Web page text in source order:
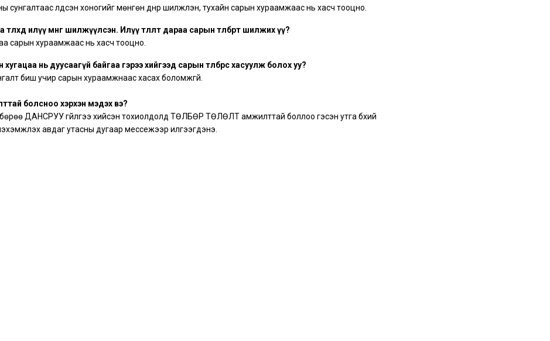
сунгалтаас үлдсэн хоногийг мөнгөн дүнрүү шилжүүлэн, тухайн сарын хураамжаас нь хасч тооцно.
илүү мөнгө шилжүүлсэн. Илүү төлөлт дараа сарын төлбөрт шилжих үү?
сарын хураамжаас нь хасч тооцно.
нь дуусаагүй байгаа гэрээ хийгээд сарын төлбөрөөсөө хасуулж болох уу?
биш учир сарын хураамжнаас хасах боломжгүй.
болсноо хэрхэн мэдэх вэ?
ДАНСРУУ гүйлгээ хийсэн тохиолдолд ТӨЛБӨР ТӨЛӨЛТ амжилттай боллоо гэсэн утга бүхий
авдаг утасны дугаар мессежээр илгээгдэнэ.